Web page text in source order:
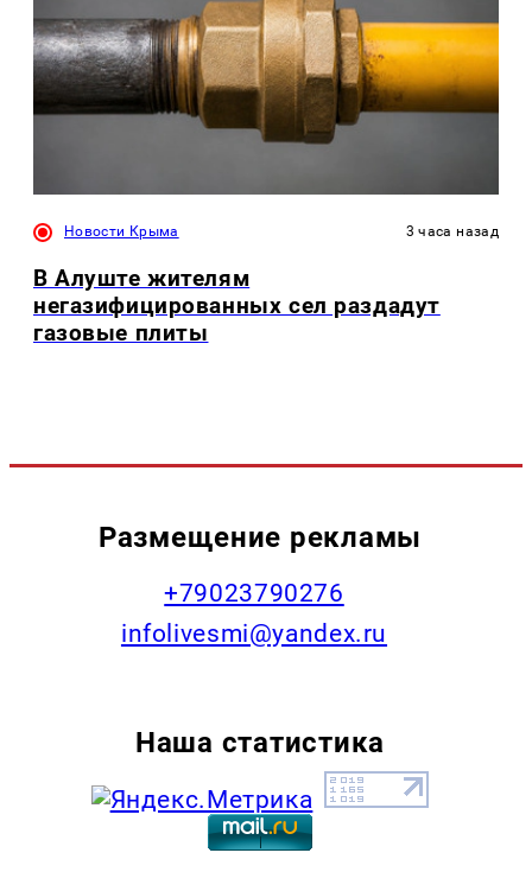
Новости Крыма 3 часа назад
В Алуште жителям
негазифицированных сел раздадут
газовые плиты
Размещение рекламы
+79023790276
infolivesmi@yandex.ru
Наша статистика